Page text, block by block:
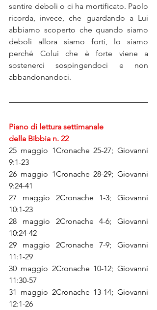
sentire deboli o ci ha mortificato. Paolo
ricorda, invece, che guardando a Lui
abbiamo scoperto che quando siamo
deboli allora siamo forti, lo siamo
perché Colui che è forte viene a
sostenerci sospingendoci e non
abbandonandoci.
Piano di lettura settimanale
della Bibbia n. 22
25 maggio 1Cronache 25-27; Giovanni
9:1-23
26 maggio 1Cronache 28-29; Giovanni
9:24-41
27 maggio 2Cronache 1-3; Giovanni
10:1-23
28 maggio 2Cronache 4-6; Giovanni
10:24-42
29 maggio 2Cronache 7-9; Giovanni
11:1-29
30 maggio 2Cronache 10-12; Giovanni
11:30-57
31 maggio 2Cronache 13-14; Giovanni
12:1-26